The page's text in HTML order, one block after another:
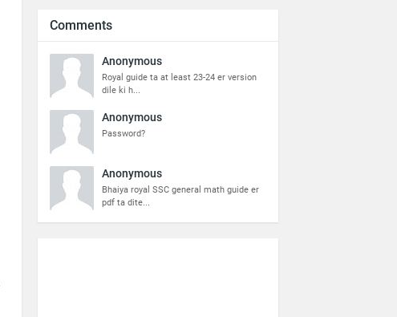
Comments
Anonymous
Royal guide ta at least 23-24 er version
dile ki h...
Anonymous
Password?
Anonymous
Bhaiya royal SSC general math guide er
pdf ta dite...